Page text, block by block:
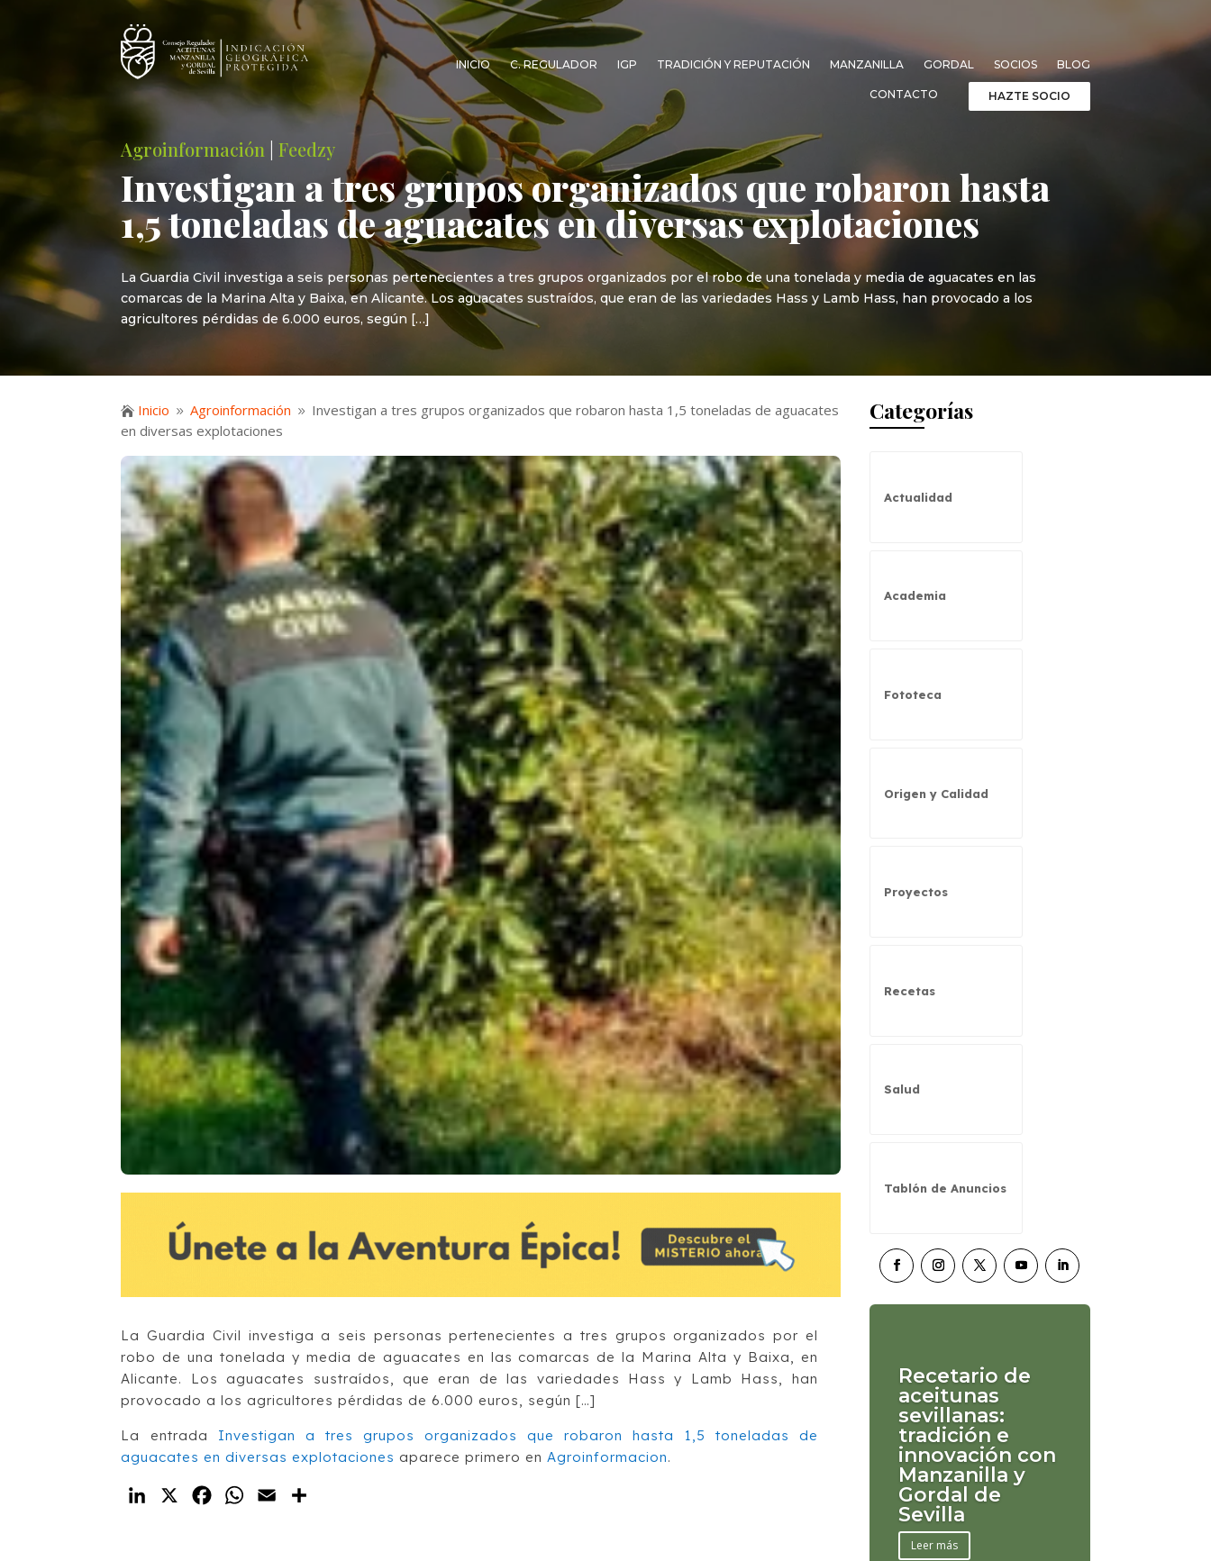
INICIO C. REGULADOR IGP TRADICIÓN Y REPUTACIÓN MANZANILLA GORDAL SOCIOS BLOG
CONTACTO HAZTE SOCIO
Agroinformación |Feedzy
Investigan a tres grupos organizados que robaron hasta
1,5 toneladas de aguacates en diversas explotaciones
La Guardia Civil investiga a seis personas pertenecientes a tres grupos organizados por el robo de una tonelada y media de aguacates en las
comarcas de la Marina Alta y Baixa, en Alicante. Los aguacates sustraídos, que eran de las variedades Hass y Lamb Hass, han provocado a los
agricultores pérdidas de 6.000 euros, según […]
 Inicio 9 Agroinformación 9 Investigan a tres grupos organizados que robaron hasta 1,5 toneladas de aguacates
en diversas explotaciones
La Guardia Civil investiga a seis personas pertenecientes a tres grupos organizados por el
robo de una tonelada y media de aguacates en las comarcas de la Marina Alta y Baixa, en
Alicante. Los aguacates sustraídos, que eran de las variedades Hass y Lamb Hass, han
provocado a los agricultores pérdidas de 6.000 euros, según […]
La entrada Investigan a tres grupos organizados que robaron hasta 1,5 toneladas de
aguacates en diversas explotaciones aparece primero en Agroinformacion.
LinkedIn
X FacebookWhatsApp
Email
Categorías
Actualidad
Academia
Fototeca
Origen y Calidad
Proyectos
Recetas
Salud
Tablón de Anuncios
Recetario de
aceitunas
sevillanas:
tradición e
innovación con
Manzanilla y
Gordal de
Sevilla
Leer más